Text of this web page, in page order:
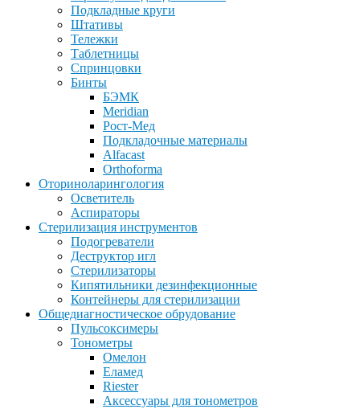
Подкладные круги
Штативы
Тележки
Таблетницы
Спринцовки
Бинты
БЭМК
Meridian
Рост-Мед
Подкладочные материалы
Alfacast
Orthoforma
Оториноларингология
Осветитель
Аспираторы
Стерилизация инструментов
Подогреватели
Деструктор игл
Стерилизаторы
Кипятильники дезинфекционные
Контейнеры для стерилизации
Общедиагностическое обрудование
Пульсоксимеры
Тонометры
Омелон
Еламед
Riester
Аксессуары для тонометров